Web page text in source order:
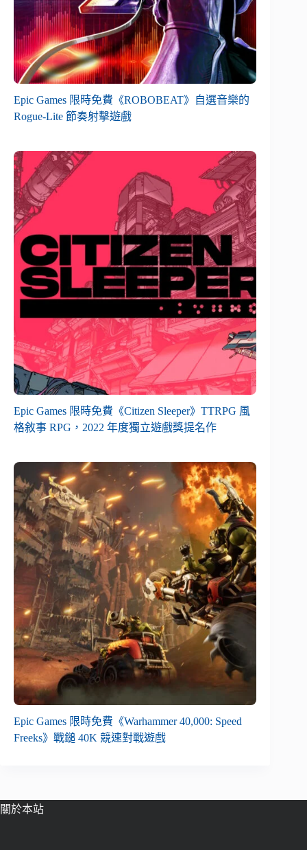
Epic Games 限時免費《ROBOBEAT》自選音樂的
Rogue-Lite 節奏射擊遊戲
Epic Games 限時免費《Citizen Sleeper》TTRPG 風
格敘事 RPG，2022 年度獨立遊戲獎提名作
Epic Games 限時免費《Warhammer 40,000: Speed
Freeks》戰鎚 40K 競速對戰遊戲
關於本站